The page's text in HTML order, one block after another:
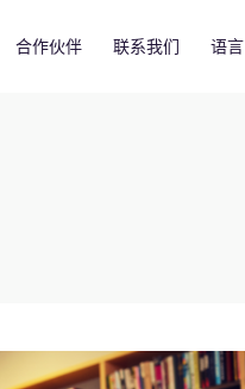
合作伙伴 联系我们 语言